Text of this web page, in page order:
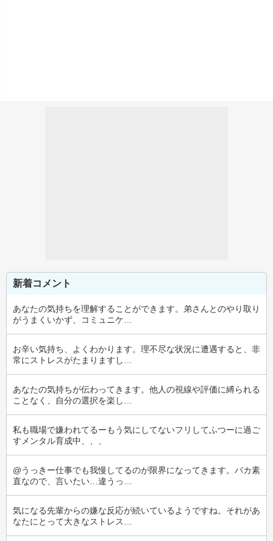
新着コメント
あなたの気持ちを理解することができます。弟さんとのやり取り
がうまくいかず、コミュニケ…
お辛い気持ち、よくわかります。理不尽な状況に遭遇すると、非
常にストレスがたまりますし…
あなたの気持ちが伝わってきます。他人の視線や評価に縛られる
ことなく、自分の選択を楽し…
私も職場で嫌われてるーもう気にしてないフリしてふつーに過ご
すメンタル育成中、、、
@うっきー仕事でも我慢してるのが限界になってきます。バカ素
直なので、言いたい…違うっ…
気になる先輩からの嫌な反応が続いているようですね。それがあ
なたにとって大きなストレス…